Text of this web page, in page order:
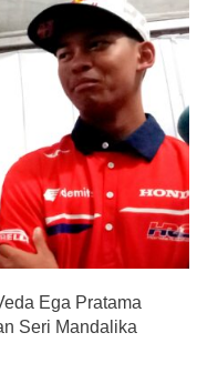
Ega Pratama
Seri Mandalika